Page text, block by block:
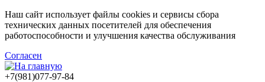
Наш сайт использует файлы cookies и сервисы сбора
технических данных посетителей для обеспечения
работоспособности и улучшения качества обслуживания
Согласен
+7(981)077-97-84